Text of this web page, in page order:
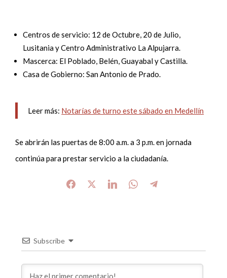
Centros de servicio: 12 de Octubre, 20 de Julio,
Lusitania y Centro Administrativo La Alpujarra.
Mascerca: El Poblado, Belén, Guayabal y Castilla.
Casa de Gobierno: San Antonio de Prado.
Leer más: Notarías de turno este sábado en Medellín
Se abrirán las puertas de 8:00 a.m. a 3 p.m. en jornada
continúa para prestar servicio a la ciudadanía.
Subscribe